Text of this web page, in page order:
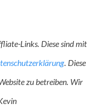
Links. Diese sind mit
. Diese
zu betreiben. Wir